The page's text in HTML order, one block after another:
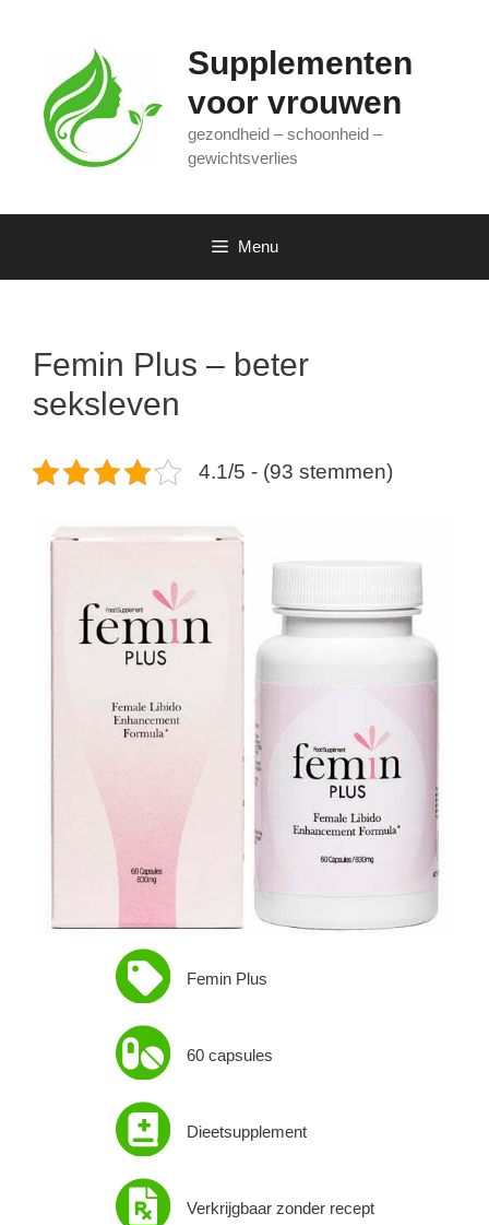
Supplementen
voor vrouwen
gezondheid – schoonheid –
gewichtsverlies
Menu
Femin Plus – beter
seksleven
4.1/5 - (93 stemmen)
Femin Plus
60 capsules
Dieetsupplement
Verkrijgbaar zonder recept